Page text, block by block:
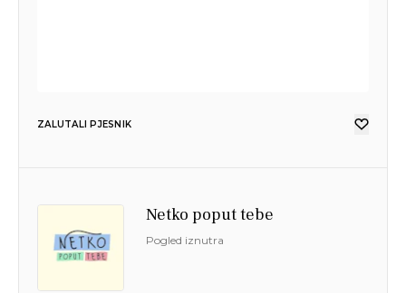
ZALUTALI PJESNIK
Netko poput tebe
Pogled iznutra